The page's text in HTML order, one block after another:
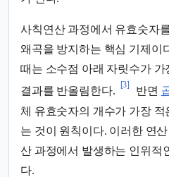
사칙연산 과정에서 유효숫자
왜곡을 방지하는 핵심 기제이
때는 소수점 아래 자릿수가 가
결과를 반올림한다.
[3]
반면
체 유효숫자의 개수가 가장
는 것이 원칙이다. 이러한 연
산 과정에서 발생하는 인위적
다.